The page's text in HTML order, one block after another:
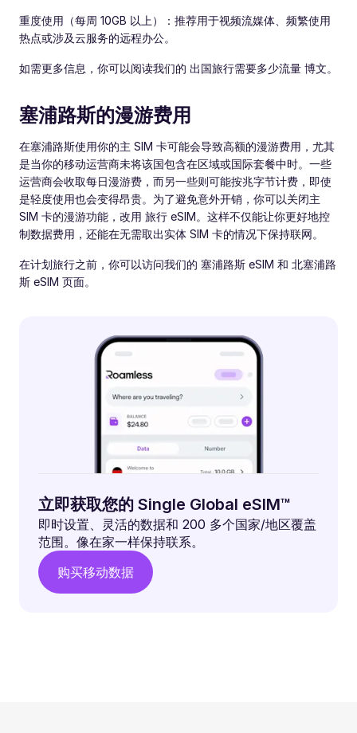
重度使用（每周 10GB 以上）：推荐用于视频流媒体、频繁使用
热点或涉及云服务的远程办公。
如需更多信息，你可以阅读我们的 出国旅行需要多少流量 博文。
塞浦路斯的漫游费用
在塞浦路斯使用你的主 SIM 卡可能会导致高额的漫游费用，尤其
是当你的移动运营商未将该国包含在区域或国际套餐中时。一些
运营商会收取每日漫游费，而另一些则可能按兆字节计费，即使
是轻度使用也会变得昂贵。为了避免意外开销，你可以关闭主
SIM 卡的漫游功能，改用 旅行 eSIM。这样不仅能让你更好地控
制数据费用，还能在无需取出实体 SIM 卡的情况下保持联网。
在计划旅行之前，你可以访问我们的 塞浦路斯 eSIM 和 北塞浦路
斯 eSIM 页面。
立即获取您的 Single Global eSIM™
即时设置、灵活的数据和 200 多个国家/地区覆盖
范围。像在家一样保持联系。
购买移动数据